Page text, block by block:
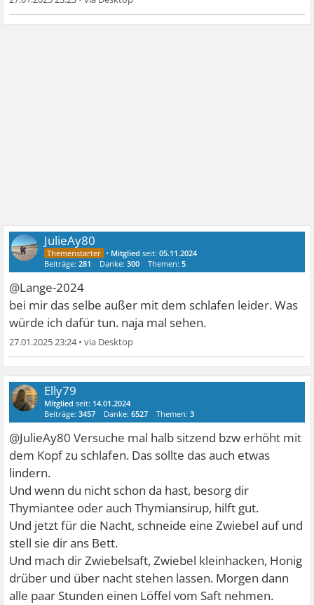
JulieAy80
• Mitglied seit:05.11.2024
Beiträge:281 Danke:300 Themen:5
@Lange-2024
bei mir das selbe außer mit dem schlafen leider. Was
würde ich dafür tun. naja mal sehen.
27.01.2025 23:24•
Elly79
Mitglied seit: 14.01.2024
Beiträge:3457 Danke:6527 Themen:3
@JulieAy80 Versuche mal halb sitzend bzw erhöht mit
dem Kopf zu schlafen. Das sollte das auch etwas
lindern.
Und wenn du nicht schon da hast, besorg dir
Thymiantee oder auch Thymiansirup, hilft gut.
Und jetzt für die Nacht, schneide eine Zwiebel auf und
stell sie dir ans Bett.
Und mach dir Zwiebelsaft, Zwiebel kleinhacken, Honig
drüber und über nacht stehen lassen. Morgen dann
alle paar Stunden einen Löffel vom Saft nehmen.